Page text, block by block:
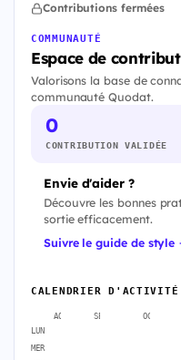
Contributions fermées
COMMUNAUTÉ
Espace de
Valorisons la base de
communauté Quodat.
0
CONTRIBUTION VALIDÉE
Envie d'aider ?
Découvre les bonnes
sortie efficacement.
Suivre le guide de style
CALENDRIER D'ACTIVITÉ
AOÛT SEPT. OCT.
LUN
MER